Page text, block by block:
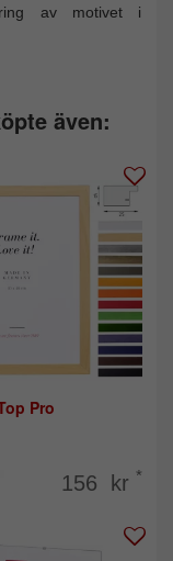
av motivet i
även:
Pro
156 kr *